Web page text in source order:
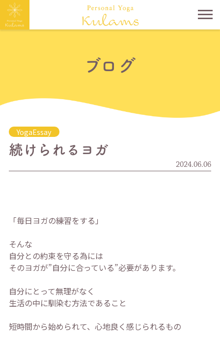
ブログ
YogaEssay
続けられるヨガ
2024.06.06
「毎日ヨガの練習をする」
そんな
自分との約束を守る為には
そのヨガが”自分に合っている”必要があります。
自分にとって無理がなく
生活の中に馴染む方法であること
短時間から始められて、心地良く感じられるもの